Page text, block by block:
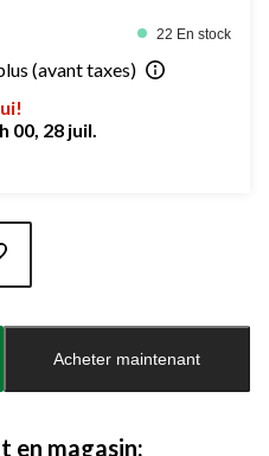
22 En stock
(avant taxes)
00, 28 juil.
Acheter maintenant
en magasin: